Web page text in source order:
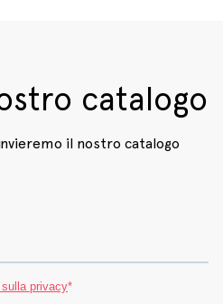
catalogo
il nostro catalogo
privacy*